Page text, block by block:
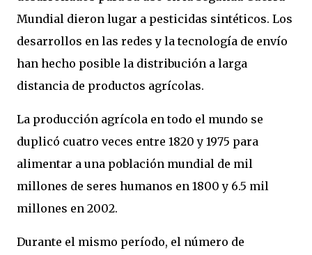
Mundial dieron lugar a pesticidas sintéticos. Los
desarrollos en las redes y la tecnología de envío
han hecho posible la distribución a larga
distancia de productos agrícolas.
La producción agrícola en todo el mundo se
duplicó cuatro veces entre 1820 y 1975 para
alimentar a una población mundial de mil
millones de seres humanos en 1800 y 6.5 mil
millones en 2002.
Durante el mismo período, el número de